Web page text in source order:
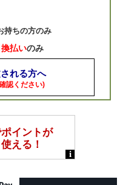
持ちの方のみ
払いのみ
れる方へ
認ください)